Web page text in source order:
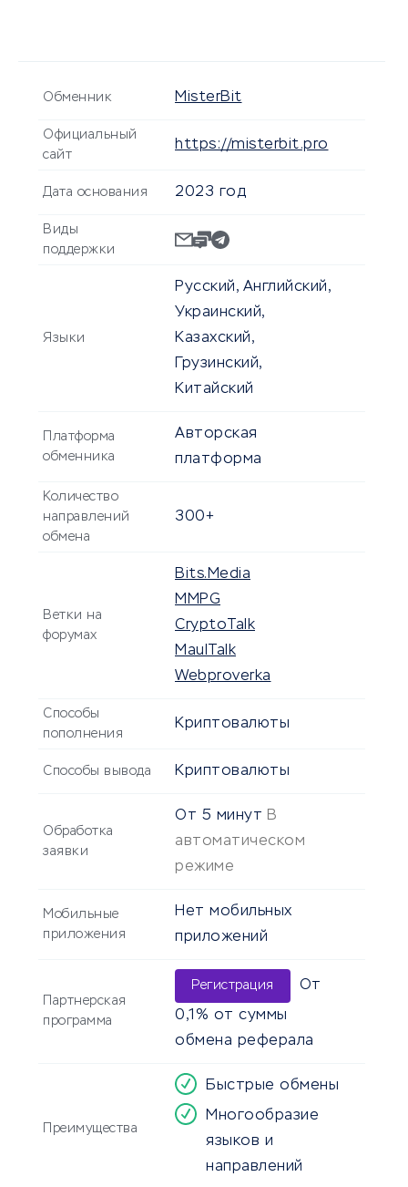
Обменник MisterBit
Официальный
сайт
https://misterbit.pro
Дата основания 2023 год
Виды
поддержки
Языки
Русский, Английский,
Украинский,
Казахский,
Грузинский,
Китайский
Платформа
обменника
Авторская
платформа
Количество
направлений
обмена
300+
Ветки на
форумах
Bits.Media
MMPG
CryptoTalk
MaulTalk
Webproverka
Способы
пополнения
Криптовалюты
Способы вывода Криптовалюты
Обработка
заявки
От 5 минут В
автоматическом
режиме
Мобильные
приложения
Нет мобильных
приложений
Партнерская
программа
Регистрация От
0,1% от суммы
обмена реферала
Преимущества
Быстрые обмены
Многообразие
языков и
направлений